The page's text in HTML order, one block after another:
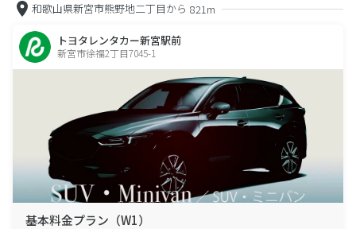
和歌山県新宮市熊野地二丁目から 821m
トヨタレンタカー新宮駅前
新宮市徐福2丁目7045-1
基本料金プラン（W1）